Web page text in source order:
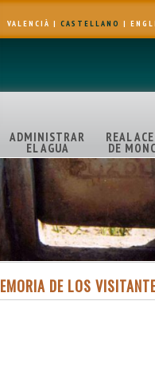
VALENCIÀ | CASTELLANO |
ADMINISTRAR
EL AGUA
REAL
DE
DE LOS